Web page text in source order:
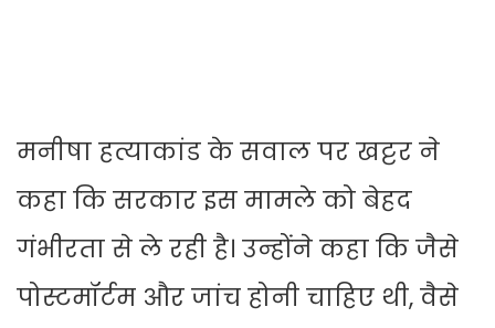
मनीषा हत्याकांड के सवाल पर खट्टर ने
कहा कि सरकार इस मामले को बेहद
गंभीरता से ले रही है। उन्होंने कहा कि जैसे
पोस्टमॉर्टम और जांच होनी चाहिए थी, वैसे